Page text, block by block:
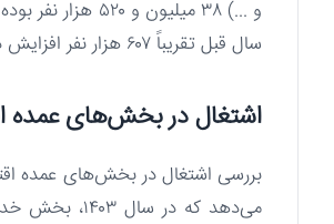
و ...) ۳۸ میلیون و ۵۲۰
سال قبل تقریباً ۶۰۷ هزار نفر افزایش داشته است.
اشتغال در بخش‌های عمده
بررسی اشتغال در بخش‌های عمده